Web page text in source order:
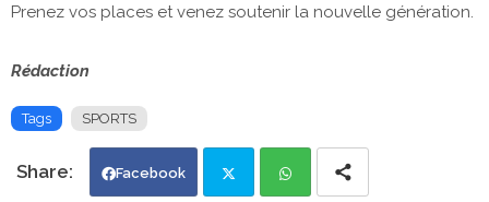
Prenez vos places et venez soutenir la nouvelle génération.
Rédaction
Tags SPORTS
Facebook